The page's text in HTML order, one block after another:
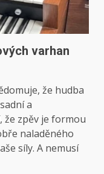
varhan
že hudba
a
že zpěv je formou
naladěného
síly. A nemusí